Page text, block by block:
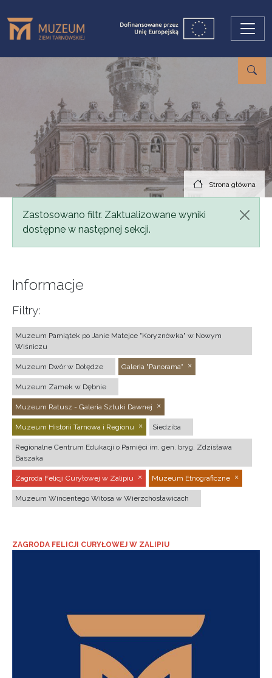
Strona główna
Komunikat
Zastosowano filtr. Zaktualizowane wyniki
dostępne w następnej sekcji.
Informacje
Filtry:
Muzeum Pamiątek po Janie Matejce "Koryznówka" w Nowym
Wiśniczu
Muzeum Dwór w Dołędze Galeria "Panorama"
Muzeum Zamek w Dębnie
Muzeum Ratusz - Galeria Sztuki Dawnej
Muzeum Historii Tarnowa i Regionu Siedziba
Regionalne Centrum Edukacji o Pamięci im. gen. bryg. Zdzisława
Baszaka
Zagroda Felicji Curyłowej w Zalipiu Muzeum Etnograficzne
Muzeum Wincentego Witosa w Wierzchosławicach
ZAGRODA FELICJI CURYŁOWEJ W ZALIPIU